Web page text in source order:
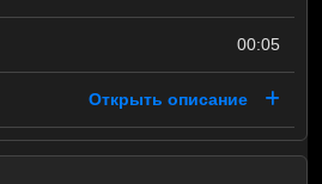
00:05
Открыть описание